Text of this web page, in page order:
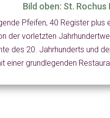
Bild oben: St. Rochus
Pfeifen, 40 Register
der vorletzten
des 20. Jahrhunderts und
einer grundlegenden